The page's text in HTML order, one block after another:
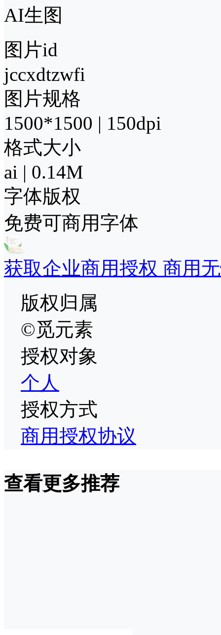
AI生图
图片id
jccxdtzwfi
图片规格
1500*1500 | 150dpi
格式大小
ai | 0.14M
字体版权
免费可商用字体
获取企业商用授权 商用
版权归属
©觅元素
授权对象
个人
授权方式
商用授权协议
查看更多推荐